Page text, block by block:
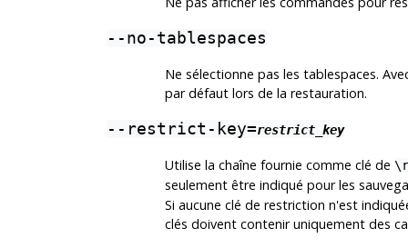
--no-tablespaces
Ne sélectionne pas les tablespaces.
par défaut lors de la restauration.
--restrict-key=restrict_key
Utilise la chaîne fournie comme clé de
seulement être indiqué pour les
Si aucune clé de restriction n'est
clés doivent contenir uniquement des